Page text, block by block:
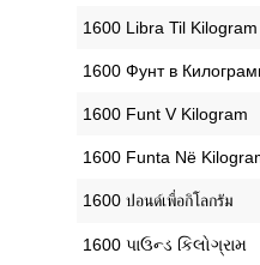
‎1600 Libra Til Kilogram
‎1600 Фунт в
‎1600 Funt V Kilogram
‎1600 Funta Në
‎1600 ปอนด์เพื่อกิโลกรัม
‎1600 પાઉન્ડ કિલોગ્રામ